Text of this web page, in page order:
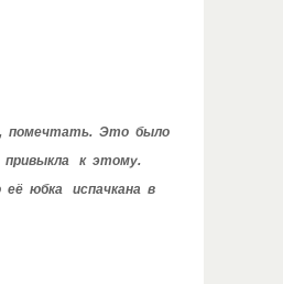
помечтать. Это было
к этому.
юбка испачкана в